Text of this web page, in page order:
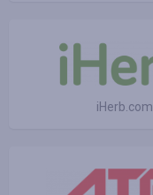
iHerb.com